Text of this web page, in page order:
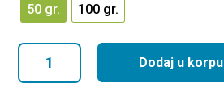
5
50 gr.
100 gr.
Planinski
Dodaj u korpu